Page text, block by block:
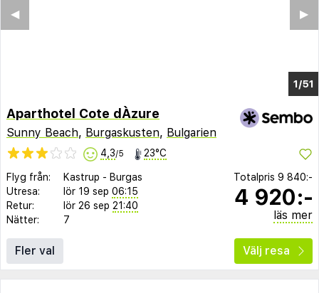
1/44
▶︎
◀︎
Aparthotel Cote dÀzure
Sunny Beach, Burgaskusten, Bulgarien
4,3/5 23°C
Flyg från: Kastrup - Burgas
Utresa:
lör 19 sep 06:15
Retur:
lör 26 sep 21:40
Nätter:
7
Totalpris 9 840:-
4 920:-
läs mer
Fler val Välj resa